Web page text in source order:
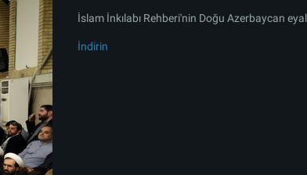
İslam İnkılabı Rehberi'nin Doğu Azerbaycan
İndirin